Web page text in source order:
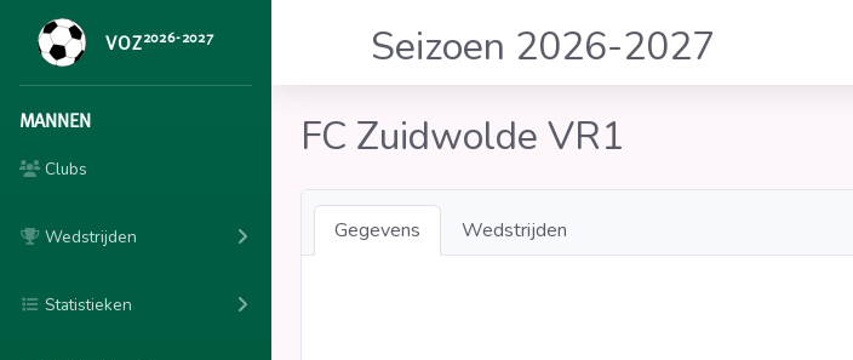
VOZ2026-2027
MANNEN
Clubs
Wedstrijden
Statistieken
Seizoen 2026-2027
FC Zuidwolde VR1
Gegevens Wedstrijden